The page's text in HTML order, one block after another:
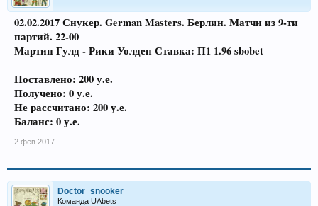
02.02.2017 Снукер. German Masters. Берлин. Матчи из 9-ти
партий. 22-00
Мартин Гулд - Рики УолденСтавка: П1 1.96 sbobet
Поставлено: 200 у.е.
Получено: 0 у.е.
Не рассчитано: 200 у.е.
Баланс: 0 у.е.
2 фев 2017
Doctor_snooker
Команда UAbets